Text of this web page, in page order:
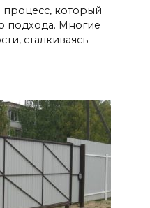
который
подхода. Многие
сталкиваясь